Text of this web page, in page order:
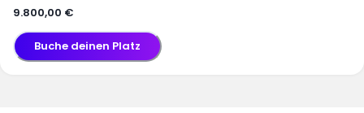
9.800,00 €
Buche deinen Platz